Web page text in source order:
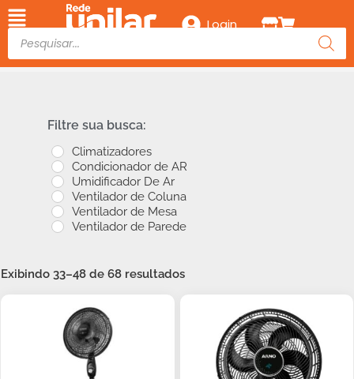
Login
Filtre sua busca:
Climatizadores
Condicionador de AR
Umidificador De Ar
Ventilador de Coluna
Ventilador de Mesa
Ventilador de Parede
Exibindo 33–48 de 68 resultados